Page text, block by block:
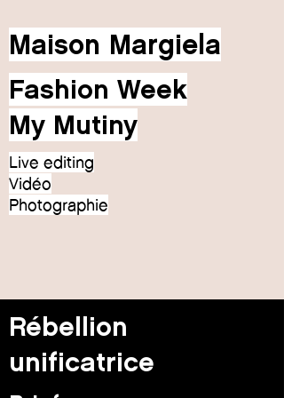
Maison Margiela
Fashion Week
My Mutiny
Live editing
Vidéo
Photographie
Rébellion
unificatrice